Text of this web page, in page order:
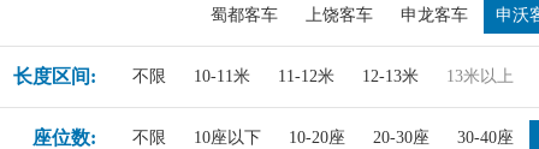
蜀都客车 上饶客车 申龙客车 申沃
长度区间: 不限 10-11米 11-12米 12-13米 13米以上
座位数: 不限 10座以下 10-20座 20-30座 30-40座